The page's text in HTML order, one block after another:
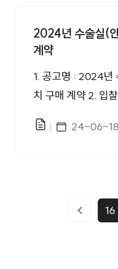
2024년 수술실(
계약
1. 공고명 : 2024년
치 구매 계약 2. 입
가세 포함 4. 계약
파일있음게시일자
24-06-18
16